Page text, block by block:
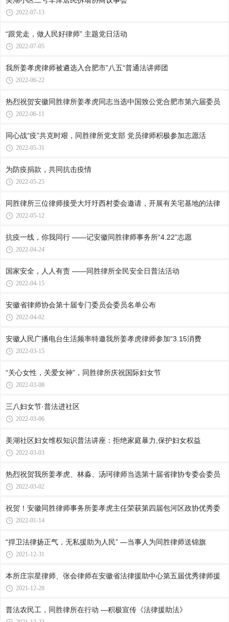
2022-07-13
“跟党走，做人民好律师” 主题党日活动
2022-07-05
我所姜孝虎律师被遴选入合肥市”八五“普通法讲师团
2022-06-22
热烈祝贺安徽同胜律所姜孝虎同志当选中国致公党合肥市第六届委员
2022-06-11
同心战“疫”共克时艰，同胜律所党支部 党员律师积极参加志愿活
2022-05-31
为防疫捐款，共同抗击疫情
2022-05-25
同胜律所三位律师接受大圩圩西村委会邀请，开展有关宅基地的法律
2022-05-12
抗疫一线，你我同行 ——记安徽同胜律师事务所“4.22”志愿
2022-04-24
国家安全，人人有责 ——同胜律所全民安全日普法活动
2022-04-15
安徽省律师协会第十届专门委员会委员名单公布
2022-04-02
安徽人民广播电台生活频率特邀我所姜孝虎律师参加“3.15消费
2022-03-15
“关心女性，关爱女神”，同胜律所庆祝国际妇女节
2022-03-08
三八妇女节·普法进社区
2022-03-06
美湖社区妇女维权知识普法讲座：拒绝家庭暴力,保护妇女权益
2022-03-03
热烈祝贺我所姜孝虎、林淼、汤珂律师当选第十届省律协专委会委员
2022-03-02
祝贺！安徽同胜律师事务所姜孝虎主任荣获第四届包河区政协优秀委
2022-01-14
“捍卫法律扬正气，无私援助为人民” —当事人为同胜律师送锦旗
2021-12-31
本所庄宗星律师、张会律师在安徽省法律援助中心第五届优秀律师援
2021-12-28
普法农民工，同胜律所在行动 —积极宣传《法律援助法》